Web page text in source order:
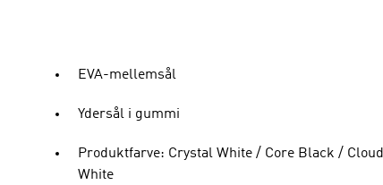
EVA-mellemsål
Ydersål i gummi
Produktfarve: Crystal White / Core Black / Cloud
White